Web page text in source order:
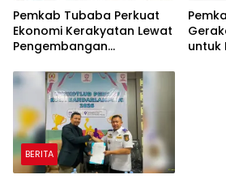
Pemkab Tubaba Perkuat
Ekonomi Kerakyatan Lewat
Pengembangan
Penyaluran KUR
untuk
BERITA